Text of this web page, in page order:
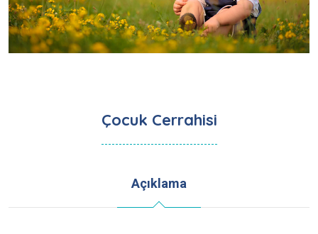
Çocuk Cerrahisi
Açıklama